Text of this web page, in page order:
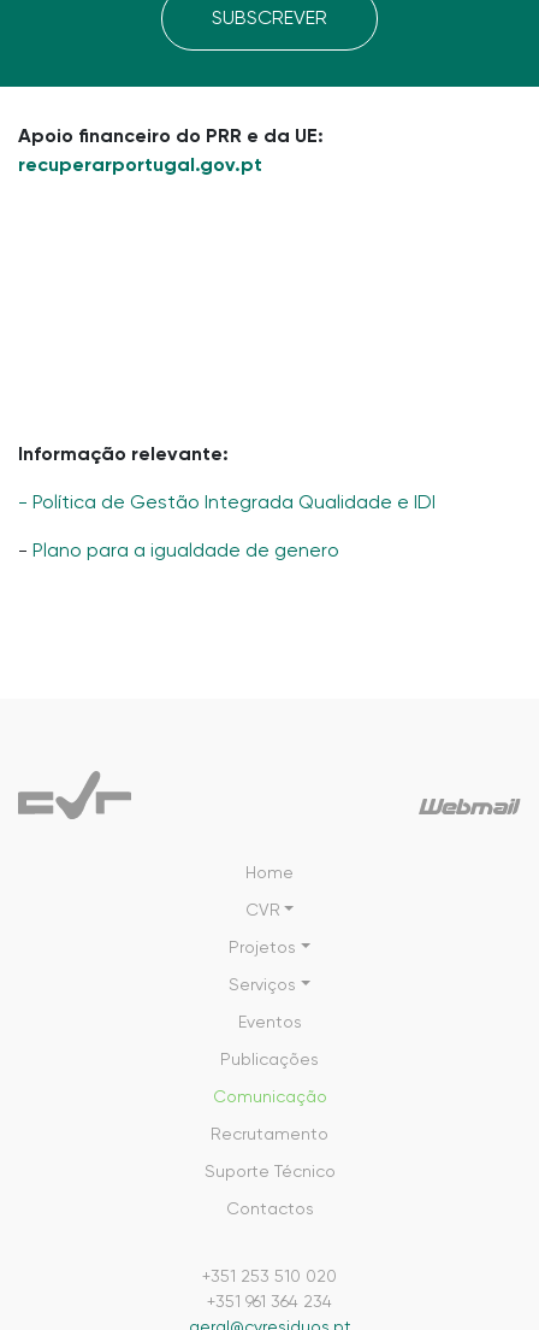
SUBSCREVER
Apoio financeiro do PRR e da UE:
recuperarportugal.gov.pt
Informação relevante:
- Política de Gestão Integrada Qualidade e IDI
- Plano para a igualdade de genero
Home
CVR
Projetos
Serviços
Eventos
Publicações
Comunicação
Recrutamento
Suporte Técnico
Contactos
+351 253 510 020
+351 961 364 234